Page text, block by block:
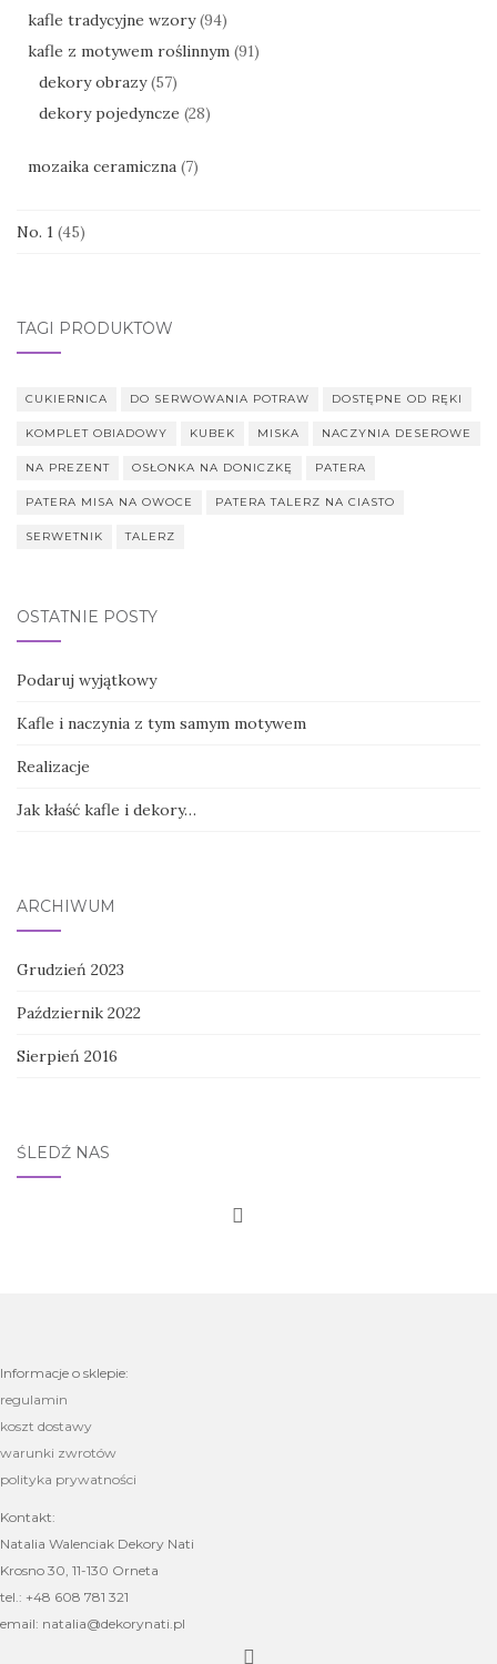
kafle tradycyjne wzory (94)
kafle z motywem roślinnym (91)
dekory obrazy (57)
dekory pojedyncze (28)
mozaika ceramiczna (7)
No. 1 (45)
TAGI PRODUKTÓW
CUKIERNICA DO SERWOWANIA POTRAW DOSTĘPNE OD RĘKI
KOMPLET OBIADOWY KUBEK MISKA NACZYNIA DESEROWE
NA PREZENT OSŁONKA NA DONICZKĘ PATERA
PATERA MISA NA OWOCE PATERA TALERZ NA CIASTO
SERWETNIK TALERZ
OSTATNIE POSTY
Podaruj wyjątkowy
Kafle i naczynia z tym samym motywem
Realizacje
Jak kłaść kafle i dekory…
ARCHIWUM
Grudzień 2023
Październik 2022
Sierpień 2016
ŚLEDŹ NAS
Informacje o sklepie:
regulamin
koszt dostawy
warunki zwrotów
polityka prywatności
Kontakt:
Natalia Walenciak Dekory Nati
Krosno 30, 11-130 Orneta
tel.: +48 608 781 321
email: natalia@dekorynati.pl